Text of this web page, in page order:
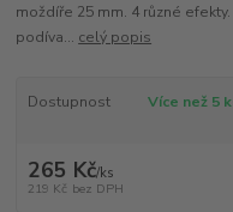
moždíře 25 mm. 4 různé
podíva... celý popis
Dostupnost Více než 5
265 Kč/ks
219 Kč bez DPH